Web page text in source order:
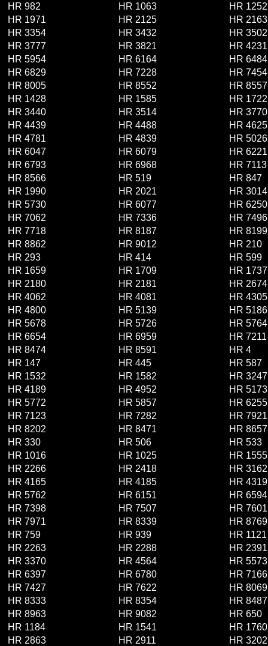
HR 982
HR 1063
HR 1252
HR 1971
HR 2125
HR 2163
HR 3354
HR 3432
HR 3502
HR 3777
HR 3821
HR 4231
HR 5954
HR 6164
HR 6484
HR 6829
HR 7228
HR 7454
HR 8005
HR 8552
HR 8557
HR 1428
HR 1585
HR 1722
HR 3440
HR 3514
HR 3770
HR 4439
HR 4488
HR 4625
HR 4781
HR 4839
HR 5026
HR 6047
HR 6079
HR 6221
HR 6793
HR 6968
HR 7113
HR 8566
HR 519
HR 847
HR 1990
HR 2021
HR 3014
HR 5730
HR 6077
HR 6250
HR 7062
HR 7336
HR 7496
HR 7718
HR 8187
HR 8199
HR 8862
HR 9012
HR 210
HR 293
HR 414
HR 599
HR 1659
HR 1709
HR 1737
HR 2180
HR 2181
HR 2674
HR 4062
HR 4081
HR 4305
HR 4800
HR 5139
HR 5186
HR 5678
HR 5726
HR 5764
HR 6654
HR 6959
HR 7211
HR 8474
HR 8591
HR 4
HR 147
HR 445
HR 587
HR 1532
HR 1582
HR 3247
HR 4189
HR 4952
HR 5173
HR 5772
HR 5857
HR 6255
HR 7123
HR 7282
HR 7921
HR 8202
HR 8471
HR 8657
HR 330
HR 506
HR 533
HR 1016
HR 1025
HR 1555
HR 2266
HR 2418
HR 3162
HR 4165
HR 4185
HR 4319
HR 5762
HR 6151
HR 6594
HR 7398
HR 7507
HR 7601
HR 7971
HR 8339
HR 8769
HR 759
HR 939
HR 1121
HR 2263
HR 2288
HR 2391
HR 3370
HR 4564
HR 5573
HR 6397
HR 6780
HR 7166
HR 7427
HR 7622
HR 8069
HR 8333
HR 8354
HR 8487
HR 8963
HR 9082
HR 650
HR 1184
HR 1541
HR 1760
HR 2863
HR 2911
HR 3202